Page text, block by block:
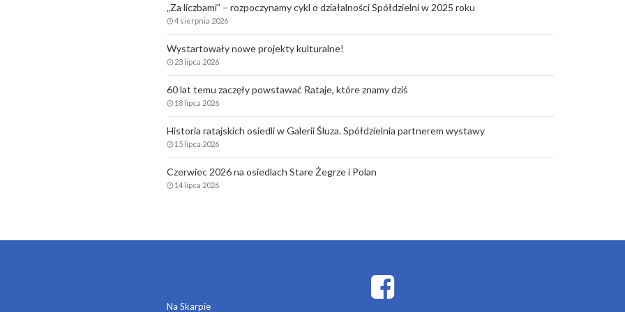
„Za liczbami” – rozpoczynamy cykl o działalności Spółdzielni w 2025 roku
4 sierpnia 2026
Wystartowały nowe projekty kulturalne!
23 lipca 2026
60 lat temu zaczęły powstawać Rataje, które znamy dziś
18 lipca 2026
Historia ratajskich osiedli w Galerii Śluza. Spółdzielnia partnerem wystawy
15 lipca 2026
Czerwiec 2026 na osiedlach Stare Żegrze i Polan
14 lipca 2026
Na Skarpie